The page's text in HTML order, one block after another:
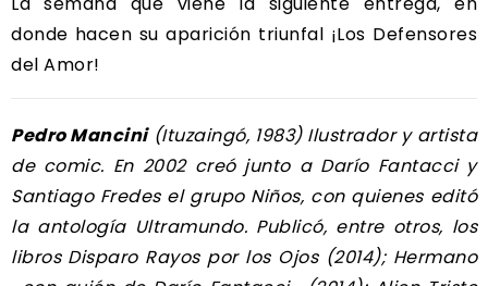
donde hacen su aparición triunfal ¡Los Defensores
del Amor!
Pedro Mancini (Ituzaingó, 1983) Ilustrador y artista
de comic. En 2002 creó junto a Darío Fantacci y
Santiago Fredes el grupo Niños, con quienes editó
la antología Ultramundo. Publicó, entre otros, los
libros Disparo Rayos por los Ojos(2014); Hermano